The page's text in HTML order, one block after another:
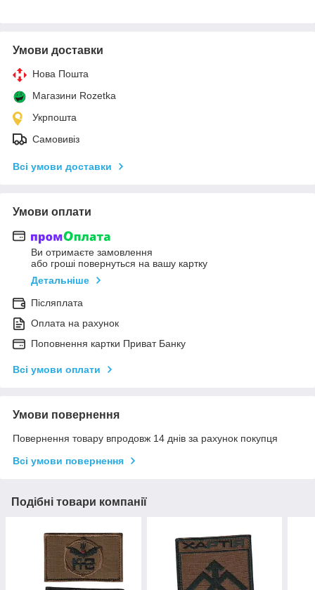
Умови доставки
Нова Пошта
Магазини Rozetka
Укрпошта
Самовивіз
Всі умови доставки
Умови оплати
Ви отримаєте замовлення
або гроші повернуться на вашу картку
Детальніше
Післяплата
Оплата на рахунок
Поповнення картки Приват Банку
Всі умови оплати
Умови повернення
Повернення товару впродовж 14 днів за рахунок покупця
Всі умови повернення
Подібні товари компанії